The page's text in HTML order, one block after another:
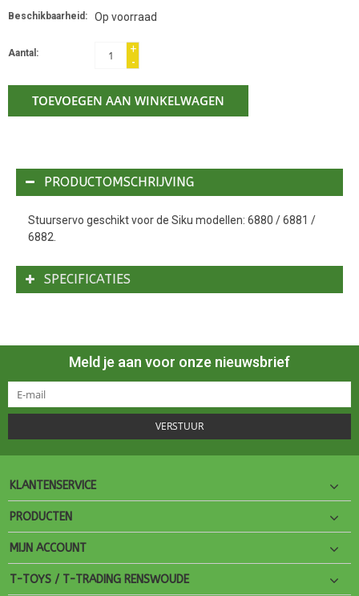
Beschikbaarheid: Op voorraad
Aantal:
+
-
TOEVOEGEN AAN WINKELWAGEN
PRODUCTOMSCHRIJVING
Stuurservo geschikt voor de Siku modellen: 6880 / 6881 /
6882.
SPECIFICATIES
Meld je aan voor onze nieuwsbrief
VERSTUUR
KLANTENSERVICE
PRODUCTEN
MIJN ACCOUNT
T-TOYS / T-TRADING RENSWOUDE